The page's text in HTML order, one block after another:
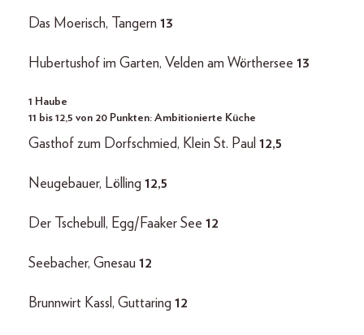
Das Moerisch, Tangern 13
Hubertushof im Garten, Velden am Wörthersee 13
1 Haube
11 bis 12,5 von 20 Punkten: Ambitionierte Küche
Gasthof zum Dorfschmied, Klein St. Paul 12,5
Neugebauer, Lölling 12,5
Der Tschebull, Egg/Faaker See 12
Seebacher, Gnesau 12
Brunnwirt Kassl, Guttaring 12